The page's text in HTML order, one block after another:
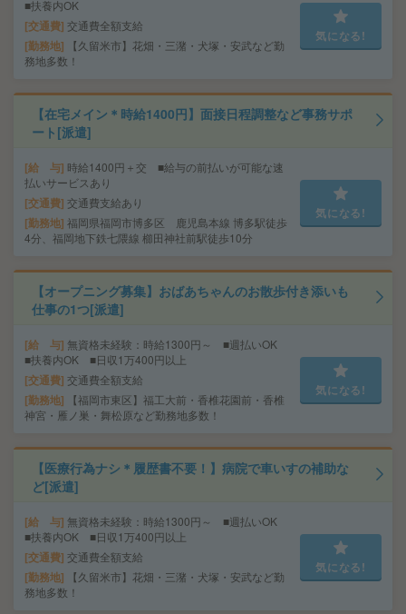
■扶養内OK
交通費 交通費全額支給
勤務地
【久留米市】花畑・三潴・犬塚・安武など勤
務地多数！
気になる!
【在宅メイン＊時給1400円】面接日程調整など事務サポ
ート[派遣]
給 与 時給1400円＋交 ■給与の前払いが可能な速
払いサービスあり
交通費 交通費支給あり
勤務地 福岡県福岡市博多区 鹿児島本線 博多駅徒歩
4分、福岡地下鉄七隈線 櫛田神社前駅徒歩10分
気になる!
【オープニング募集】おばあちゃんのお散歩付き添いも
仕事の1つ[派遣]
給 与 無資格未経験：時給1300円～ ■週払いOK
■扶養内OK ■日収1万400円以上
交通費 交通費全額支給
勤務地
【福岡市東区】福工大前・香椎花園前・香椎
神宮・雁ノ巣・舞松原など勤務地多数！
気になる!
【医療行為ナシ＊履歴書不要！】病院で車いすの補助な
ど[派遣]
給 与 無資格未経験：時給1300円～ ■週払いOK
■扶養内OK ■日収1万400円以上
交通費 交通費全額支給
勤務地
【久留米市】花畑・三潴・犬塚・安武など勤
務地多数！
気になる!